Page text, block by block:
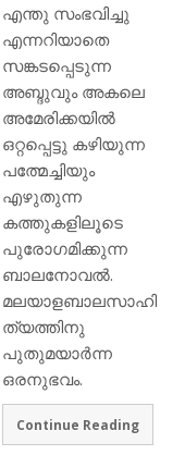
എന്തു സംഭവിച്ചു
എന്നറിയാതെ
സങ്കടപ്പെടുന്ന
അബ്ദുവും അകലെ
അമേരിക്കയില്‍
ഒറ്റപ്പെട്ടു കഴിയുന്ന
പത്മേച്ചിയും
എഴുതുന്ന
കത്തുകളിലൂടെ
പുരോഗമിക്കുന്ന
ബാലനോവല്‍.
മലയാളബാലസാഹി
ത്യത്തിനു
പുതുമയാര്‍ന്ന
ഒരനുഭവം.
Continue Reading